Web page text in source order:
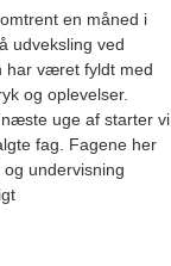
en måned i
udveksling ved
har været fyldt med
og oplevelser.
uge af starter vi
fag. Fagene her
undervisning